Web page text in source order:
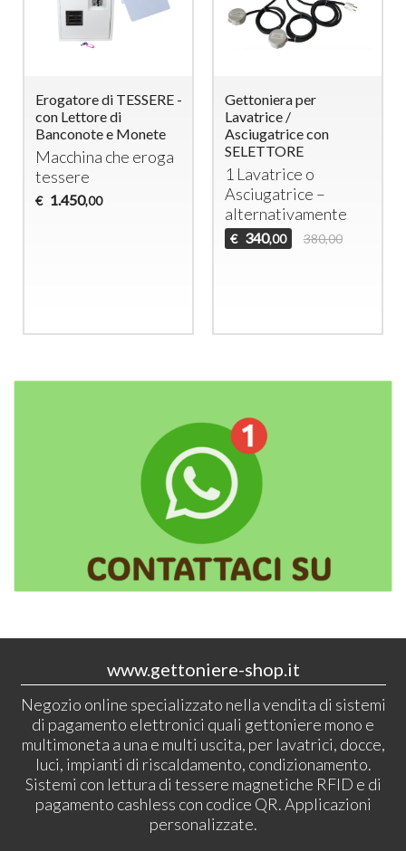
Erogatore di TESSERE -
con Lettore di
Banconote e Monete
Macchina che eroga
tessere
€ 1.450,00
Gettoniera per
Lavatrice /
Asciugatrice con
SELETTORE
1 Lavatrice o
Asciugatrice –
alternativamente
€ 340,00 380,00
www.gettoniere-shop.it
Negozio online specializzato nella vendita di sistemi
di pagamento elettronici quali gettoniere mono e
multimoneta a una e multi uscita, per lavatrici, docce,
luci, impianti di riscaldamento, condizionamento.
Sistemi con lettura di tessere magnetiche RFID e di
pagamento cashless con codice QR. Applicazioni
personalizzate.